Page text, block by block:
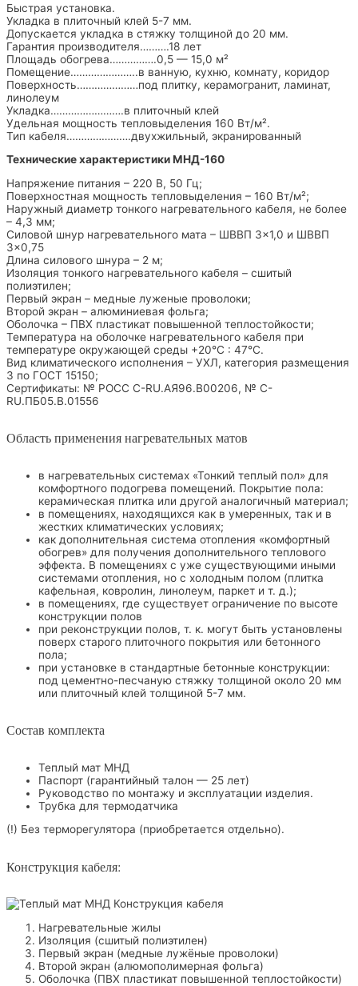
Быстрая установка.
Укладка в плиточный клей 5-7 мм.
Допускается укладка в стяжку толщиной до 20 мм.
Гарантия производителя……….18 лет
Площадь обогрева…………….0,5 — 15,0 м²
Помещение…………………..в ванную, кухню, комнату, коридор
Поверхность…………………под плитку, керамогранит, ламинат,
линолеум
Укладка…………………….в плиточный клей
Удельная мощность тепловыделения 160 Вт/м².
Тип кабеля………………….двухжильный, экранированный
Технические характеристики МНД-160
Напряжение питания – 220 В, 50 Гц;
Поверхностная мощность тепловыделения – 160 Вт/м²;
Наружный диаметр тонкого нагревательного кабеля, не более
– 4,3 мм;
Силовой шнур нагревательного мата – ШВВП 3×1,0 и ШВВП
3×0,75
Длина силового шнура – 2 м;
Изоляция тонкого нагревательного кабеля – сшитый
полиэтилен;
Первый экран – медные луженые проволоки;
Второй экран – алюминиевая фольга;
Оболочка – ПВХ пластикат повышенной теплостойкости;
Температура на оболочке нагревательного кабеля при
температуре окружающей среды +20°С : 47°С.
Вид климатического исполнения – УХЛ, категория размещения
3 по ГОСТ 15150;
Сертификаты: № РОСС C-RU.АЯ96.В00206, № С-
RU.ПБ05.В.01556
Область применения нагревательных матов
в нагревательных системах «Тонкий теплый пол» для
комфортного подогрева помещений. Покрытие пола:
керамическая плитка или другой аналогичный материал;
в помещениях, находящихся как в умеренных, так и в
жестких климатических условиях;
как дополнительная система отопления «комфортный
обогрев» для получения дополнительного теплового
эффекта. В помещениях с уже существующими иными
системами отопления, но с холодным полом (плитка
кафельная, ковролин, линолеум, паркет и т. д.);
в помещениях, где существует ограничение по высоте
конструкции полов
при реконструкции полов, т. к. могут быть установлены
поверх старого плиточного покрытия или бетонного
пола;
при установке в стандартные бетонные конструкции:
под цементно-песчаную стяжку толщиной около 20 мм
или плиточный клей толщиной 5-7 мм.
Состав комплекта
Теплый мат МНД
Паспорт (гарантийный талон — 25 лет)
Руководство по монтажу и эксплуатации изделия.
Трубка для термодатчика
(!) Без терморегулятора (приобретается отдельно).
Конструкция кабеля:
Нагревательные жилы
Изоляция (сшитый полиэтилен)
Первый экран (медные лужёные проволоки)
Второй экран (алюмополимерная фольга)
Оболочка (ПВХ пластикат повышенной теплостойкости)